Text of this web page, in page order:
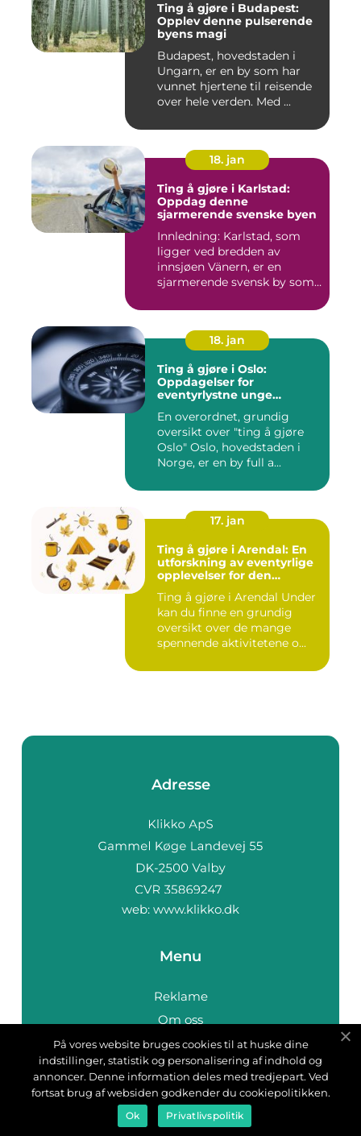
Ting å gjøre i Budapest:
Opplev denne pulserende
byens magi
Budapest, hovedstaden i
Ungarn, er en by som har
vunnet hjertene til reisende
over hele verden. Med ...
18. jan
Ting å gjøre i Karlstad:
Oppdag denne
sjarmerende svenske byen
Innledning: Karlstad, som
ligger ved bredden av
innsjøen Vänern, er en
sjarmerende svensk by som
18. jan
Ting å gjøre i Oslo:
Oppdagelser for
eventyrlystne unge
En overordnet, grundig
oversikt over "ting å gjøre
Oslo" Oslo, hovedstaden i
Norge, er en by full a...
17. jan
Ting å gjøre i Arendal: En
utforskning av eventyrlige
opplevelser for den
Ting å gjøre i Arendal Under
kan du finne en grundig
oversikt over de mange
spennende aktivitetene o...
Adresse
web: www.klikko.dk
Menu
Reklame
Om oss
Cookies
Kontakt Oss
Sitemap
På vores website bruges cookies til at huske dine
indstillinger, statistik og personalisering af indhold og
annoncer. Denne information deles med tredjepart. Ved
fortsat brug af websiden godkender du cookiepolitikken.
Ok Privatlivspolitik